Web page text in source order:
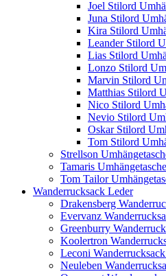
Joel Stilord
Juna Stilord
Kira Stilord
Leander Stilord
Lias Stilord
Lonzo Stilord
Marvin Stilord
Matthias Stilord
Nico Stilord
Nevio Stilord
Oskar Stilord
Tom Stilord
Strellson
Tamaris
Tom Tailor
Wanderrucksack Leder
Drakensberg
Evervanz
Greenburry
Koolertron
Leconi
Neuleben